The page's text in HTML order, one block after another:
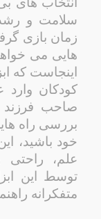
سلامت و
زمان بازی
هایی می
اینجاست که
کودکان
صاحب
بررسی راه
خود باشید،
علم،
توسط این
متفکرانه